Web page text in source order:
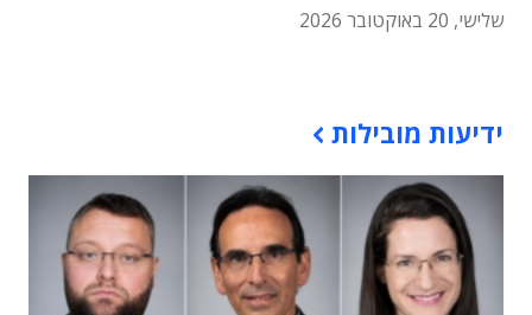
שלישי, 20 באוקטובר 2026
ידיעות מובילות